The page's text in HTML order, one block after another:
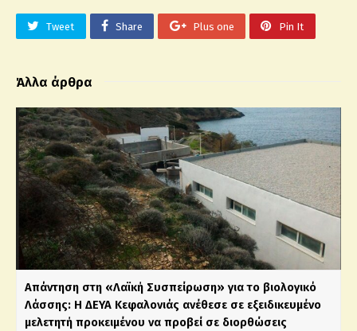
Tweet Share Plus one Pin It
Άλλα άρθρα
Απάντηση στη «Λαϊκή Συσπείρωση» για το βιολογικό
Λάσσης: Η ΔΕΥΑ Κεφαλονιάς ανέθεσε σε εξειδικευμένο
μελετητή προκειμένου να προβεί σε διορθώσεις